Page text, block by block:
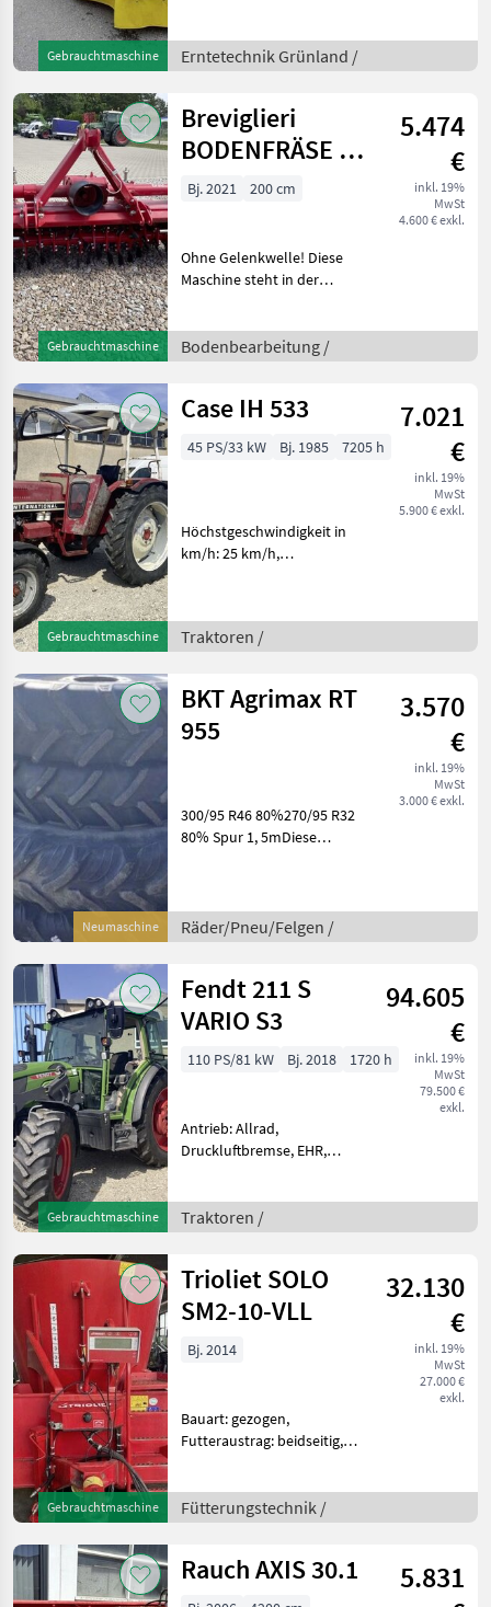
Gebrauchtmaschine
Abverkauf.767 Ha. Rechter
Mähbalken wurde
Seitenschutzklappung
Power Con
Erntetechnik Grünland /
Gebrauchtmaschine
Breviglieri
BODENFRÄSE B
123 V 205
5.474
€
inkl. 19%
MwSt
4.600 € exkl.
Bj. 2021 200 cm
Ohne Gelenkwelle! Diese
Maschine steht in der
Ihnen unter tel. 0049 151
16104512 Auskunft über die
Bodenbearbeitung /
Gebrauchtmaschine
Case IH 533
7.021
€
inkl. 19%
MwSt
5.900 € exkl.
45 PS/33 kW Bj. 1985 7205 h
Höchstgeschwindigkeit in
km/h: 25 km/h,
und Zapfwellenkupplung
verbaut Motor bei 5000h
Traktoren /
Neumaschine
BKT Agrimax RT
955
3.570
€
inkl. 19%
MwSt
3.000 € exkl.
300/95 R46 80%270/95 R32
80% Spur 1, 5mDiese
Ihnen Herr Fritsch Tel.
0151/16103768 für Ihre
Räder/Pneu/Felgen /
Gebrauchtmaschine
Fendt 211 S
VARIO S3
94.605
€
inkl. 19%
MwSt
79.500 €
exkl.
110 PS/81 kW Bj. 2018 1720 h
Antrieb: Allrad,
Druckluftbremse, EHR,
Höchstgeschwindigkeit in
km/h: 40 km/h, Luftsitz,
540/750/1000, Fronthydrau
Traktoren /
Gebrauchtmaschine
Trioliet SOLO
SM2-10-VLL
32.130
€
inkl. 19%
MwSt
27.000 €
exkl.
Bj. 2014
Bauart: gezogen,
Futteraustrag: beidseitig,
Stützfuß, Wiegeeinrichtung
Schnecken
BedienungEle
Fütterungstechnik /
Rauch AXIS 30.1
5.831